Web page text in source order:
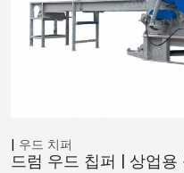
우드 치퍼
드럼 우드 칩퍼 | 상업용